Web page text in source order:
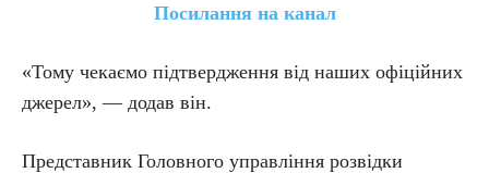
Посилання на канал
«Тому чекаємо підтвердження від наших офіційних
джерел», — додав він.
Представник Головного управління розвідки